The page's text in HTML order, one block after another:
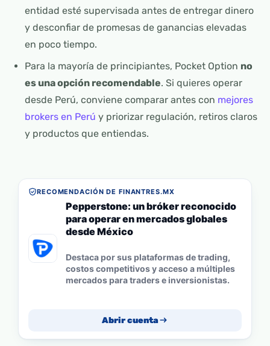
entidad esté supervisada antes de entregar dinero
y desconfiar de promesas de ganancias elevadas
en poco tiempo.
Para la mayoría de principiantes, Pocket Option no
es una opción recomendable. Si quieres operar
desde Perú, conviene comparar antes con mejores
brokers en Perú y priorizar regulación, retiros claros
y productos que entiendas.
RECOMENDACIÓN DE FINANTRES.MX
Pepperstone: un bróker reconocido
para operar en mercados globales
desde México
Destaca por sus plataformas de trading,
costos competitivos y acceso a múltiples
mercados para traders e inversionistas.
Abrir cuenta